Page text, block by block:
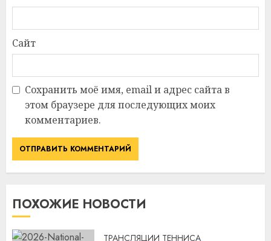
Сайт
Сохранить моё имя, email и адрес сайта в
этом браузере для последующих моих
комментариев.
ПОХОЖИЕ НОВОСТИ
ТРАНСЛЯЦИИ ТЕННИСА